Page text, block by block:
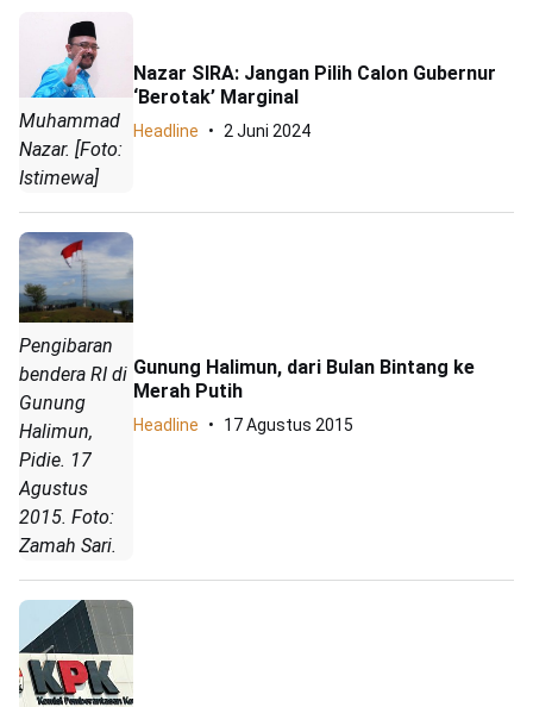
Muhammad
Nazar. [Foto:
Istimewa]
Nazar SIRA: Jangan Pilih Calon Gubernur
‘Berotak’ Marginal
Headline 2 Juni 2024
Pengibaran
bendera RI di
Gunung
Halimun,
Pidie. 17
Agustus
2015. Foto:
Zamah Sari.
Gunung Halimun, dari Bulan Bintang ke
Merah Putih
Headline 17 Agustus 2015